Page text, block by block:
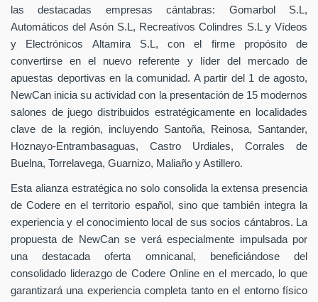
las destacadas empresas cántabras: Gomarbol S.L,
Automáticos del Asón S.L, Recreativos Colindres S.L y Vídeos
y Electrónicos Altamira S.L, con el firme propósito de
convertirse en el nuevo referente y líder del mercado de
apuestas deportivas en la comunidad. A partir del 1 de agosto,
NewCan inicia su actividad con la presentación de 15 modernos
salones de juego distribuidos estratégicamente en localidades
clave de la región, incluyendo Santoña, Reinosa, Santander,
Hoznayo-Entrambasaguas, Castro Urdiales, Corrales de
Buelna, Torrelavega, Guarnizo, Maliaño y Astillero.
Esta alianza estratégica no solo consolida la extensa presencia
de Codere en el territorio español, sino que también integra la
experiencia y el conocimiento local de sus socios cántabros. La
propuesta de NewCan se verá especialmente impulsada por
una destacada oferta omnicanal, beneficiándose del
consolidado liderazgo de Codere Online en el mercado, lo que
garantizará una experiencia completa tanto en el entorno físico